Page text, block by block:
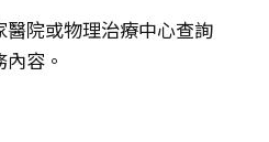
院或物理治療中心查詢
容。